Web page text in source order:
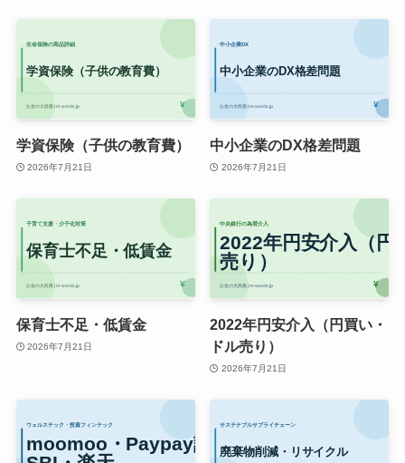
学資保険（子供の教育費）
2026年7月21日
中小企業のDX格差問題
2026年7月21日
保育士不足・低賃金
2026年7月21日
2022年円安介入（円買い・
ドル売り）
2026年7月21日